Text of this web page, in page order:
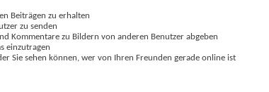
Beiträgen zu erhalten
zu senden
Kommentare zu Bildern von anderen Benutzer abgeben
einzutragen
Sie sehen können, wer von Ihren Freunden gerade online ist